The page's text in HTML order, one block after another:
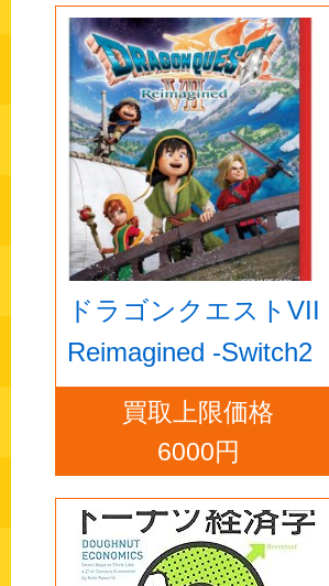
ドラゴンクエストVII
Reimagined -Switch2
買取上限価格
6000円